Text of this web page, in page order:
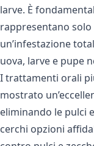
larve. È
rappresentano
un’infestazione
uova, larve e pupe
I trattamenti orali
mostrato
eliminando le pulci
cerchi opzioni